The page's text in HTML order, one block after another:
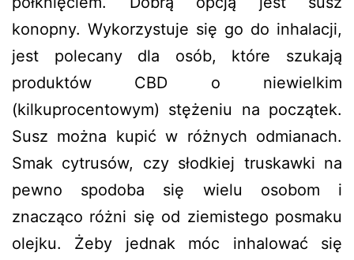
konopny. Wykorzystuje się go do inhalacji,
jest polecany dla osób, które szukają
produktów CBD o niewielkim
(kilkuprocentowym) stężeniu na początek.
Susz można kupić w różnych odmianach.
Smak cytrusów, czy słodkiej truskawki na
pewno spodoba się wielu osobom i
znacząco różni się od ziemistego posmaku
olejku. Żeby jednak móc inhalować się